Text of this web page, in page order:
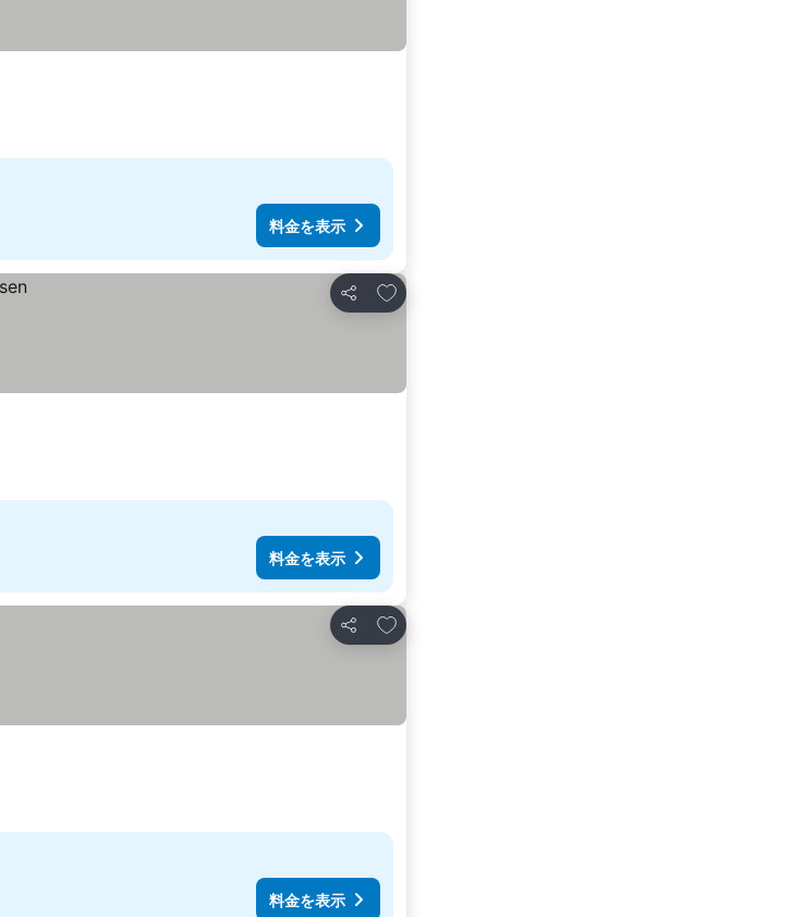
料金を表示
シェア
お気に入りに追加
料金を表示
シェア
お気に入りに追加
料金を表示